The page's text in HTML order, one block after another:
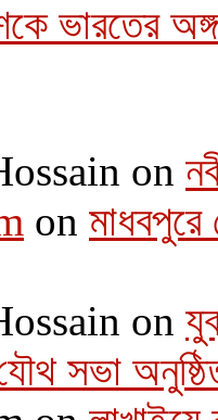
ভারতের
on
on
on
যৌথ সভা